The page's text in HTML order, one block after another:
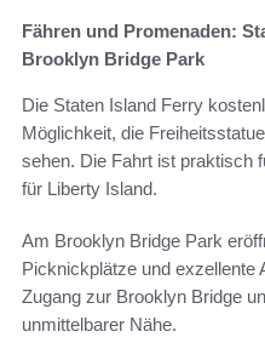
Fähren und Promenaden:
Brooklyn Bridge Park
Die Staten Island Ferry
Möglichkeit, die
sehen. Die Fahrt ist praktisch
für Liberty Island.
Am Brooklyn Bridge Park
Picknickplätze und exzellente
Zugang zur Brooklyn Bridge
unmittelbarer Nähe.